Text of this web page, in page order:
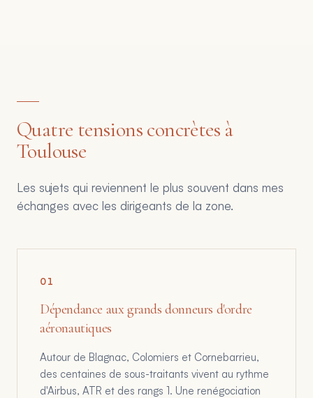
Quatre tensions concrètes à
Toulouse
Les sujets qui reviennent le plus souvent dans mes
échanges avec les dirigeants de la zone.
01
Dépendance aux grands donneurs d'ordre
aéronautiques
Autour de Blagnac, Colomiers et Cornebarrieu,
des centaines de sous-traitants vivent au rythme
d'Airbus, ATR et des rangs 1. Une renégociation